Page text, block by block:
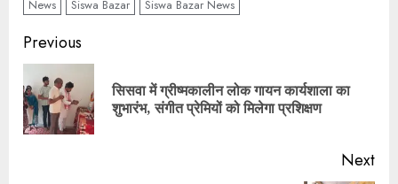
News Siswa Bazar Siswa Bazar News
Continue
Reading
Previous
सिसवा में ग्रीष्मकालीन लोक गायन कार्यशाला का
शुभारंभ, संगीत प्रेमियों को मिलेगा प्रशिक्षण
Next